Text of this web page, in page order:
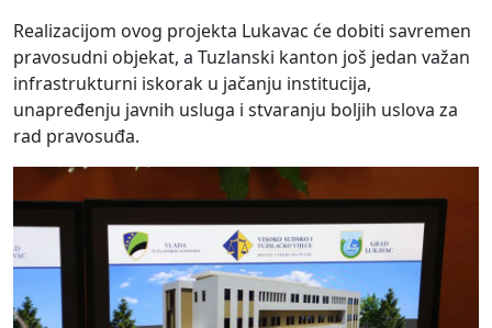
Realizacijom ovog projekta Lukavac će dobiti savremen
pravosudni objekat, a Tuzlanski kanton još jedan važan
infrastrukturni iskorak u jačanju institucija,
unapređenju javnih usluga i stvaranju boljih uslova za
rad pravosuđa.